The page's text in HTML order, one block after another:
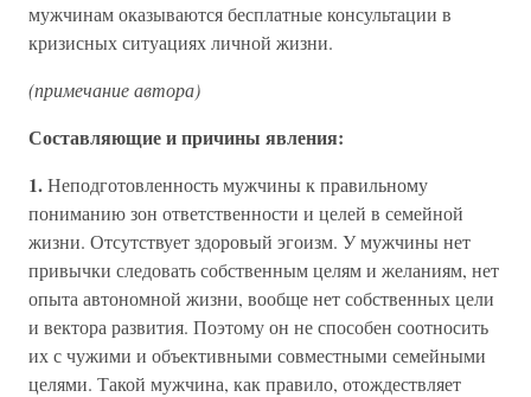
мужчинам оказываются бесплатные консультации в
кризисных ситуациях личной жизни.
(примечание автора)
Составляющие и причины явления:
1.Неподготовленность мужчины к правильному
пониманию зон ответственности и целей в семейной
жизни. Отсутствует здоровый эгоизм. У мужчины нет
привычки следовать собственным целям и желаниям, нет
опыта автономной жизни, вообще нет собственных цели
и вектора развития. Поэтому он не способен соотносить
их с чужими и объективными совместными семейными
целями. Такой мужчина, как правило, отождествляет